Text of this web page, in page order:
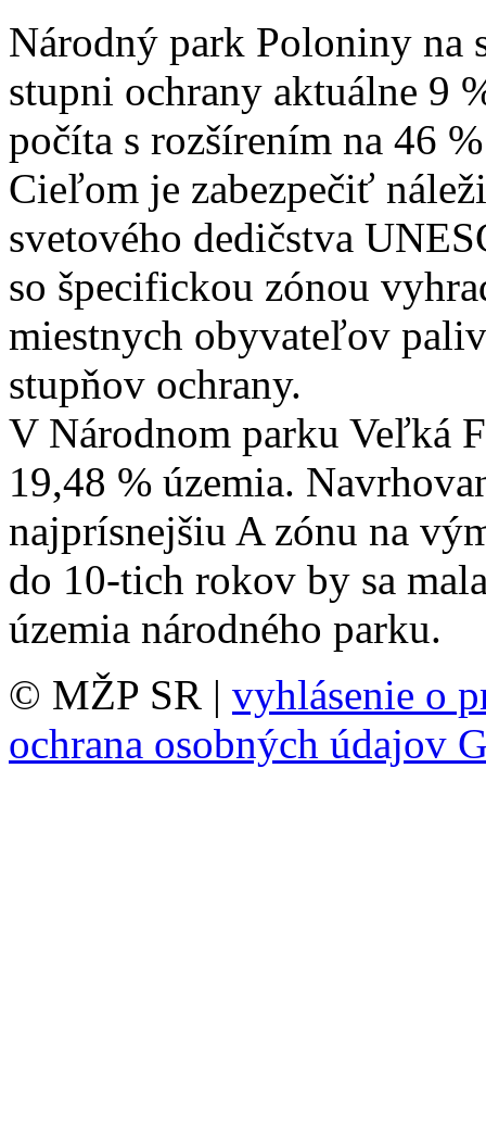
Národný park Poloniny na
stupni ochrany aktuálne 9
počíta s rozšírením na 46
Cieľom je zabezpečiť
svetového dedičstva
so špecifickou zónou
miestnych obyvateľov
stupňov ochrany.
V Národnom parku Veľká
19,48 % územia.
najprísnejšiu A zónu na
do 10-tich rokov by sa
územia národného parku.
© MŽP SR | vyhlásenie o
ochrana osobných údajov